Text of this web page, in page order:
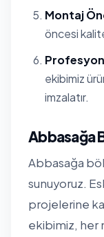
Montaj
öncesi
ekibimiz
imzalatır.
Abbasağa
Abbasağa
sunuyoruz.
projelerine
ekibimiz, her